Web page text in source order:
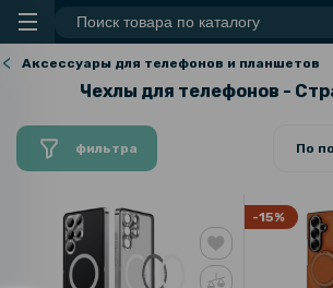
Аксессуары для телефонов и планшетов
Чехлы для телефонов -
фильтра По
-15%